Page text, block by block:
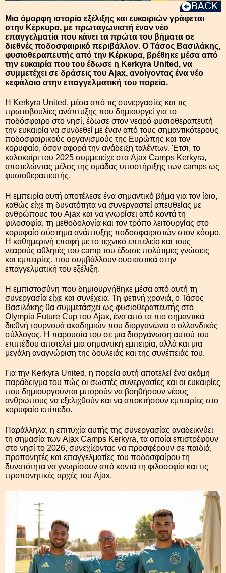
BACK
Μια όμορφη ιστορία εξέλιξης και ευκαιριών γράφεται
στην Κέρκυρα, με πρωταγωνιστή έναν νέο
επαγγελματία που κάνει τα πρώτα του βήματα σε
διεθνές ποδοσφαιρικό περιβάλλον. Ο Τάσος Βασιλάκης,
φυσιοθεραπευτής από την Κέρκυρα, βρέθηκε μέσα από
την ευκαιρία που του έδωσε η Kerkyra United, να
συμμετέχει σε δράσεις του Ajax, ανοίγοντας ένα νέο
κεφάλαιο στην επαγγελματική του πορεία.
Η Kerkyra United, μέσα από τις συνεργασίες και τις
πρωτοβουλίες ανάπτυξης που δημιουργεί για το
ποδόσφαιρο στο νησί, έδωσε στον νεαρό φυσιοθεραπευτή
την ευκαιρία να συνδεθεί με έναν από τους σημαντικότερους
ποδοσφαιρικούς οργανισμούς της Ευρώπης και τον
κορυφαίο, όσον αφορά την ανάδειξη ταλέντων. Έτσι, το
καλοκαίρι του 2025 συμμετείχε στα Ajax Camps Kerkyra,
αποτελώντας μέλος της ομάδας υποστήριξης των camps ως
φυσιοθεραπευτής.
Η εμπειρία αυτή αποτέλεσε ένα σημαντικό βήμα για τον ίδιο,
καθώς είχε τη δυνατότητα να συνεργαστεί απευθείας με
ανθρώπους του Ajax και να γνωρίσει από κοντά τη
φιλοσοφία, τη μεθοδολογία και τον τρόπο λειτουργίας στο
κορυφαίο σύστημα ανάπτυξης ποδοσφαιριστών στον κόσμο.
Η καθημερινή επαφή με το τεχνικό επιτελείο και τους
νεαρούς αθλητές του camp του έδωσε πολύτιμες γνώσεις
και εμπειρίες, που συμβάλλουν ουσιαστικά στην
επαγγελματική του εξέλιξη.
Η εμπιστοσύνη που δημιουργήθηκε μέσα από αυτή τη
συνεργασία είχε και συνέχεια. Τη φετινή χρονιά, ο Τάσος
Βασιλάκης θα συμμετάσχει ως φυσιοθεραπευτής στο
Olympia Future Cup του Ajax, ένα από τα πιο σημαντικά
διεθνή τουρνουά ακαδημιών που διοργανώνει ο ολλανδικός
σύλλογος. Η παρουσία του σε μια διοργάνωση αυτού του
επιπέδου αποτελεί μια σημαντική εμπειρία, αλλά και μια
μεγάλη αναγνώριση της δουλειάς και της συνέπειάς του.
Για την Kerkyra United, η πορεία αυτή αποτελεί ένα ακόμη
παράδειγμα του πώς οι σωστές συνεργασίες και οι ευκαιρίες
που δημιουργούνται μπορούν να βοηθήσουν νέους
ανθρώπους να εξελιχθούν και να αποκτήσουν εμπειρίες στο
κορυφαίο επίπεδο.
Παράλληλα, η επιτυχία αυτής της συνεργασίας αναδεικνύει
τη σημασία των Ajax Camps Kerkyra, τα οποία επιστρέφουν
στο νησί το 2026, συνεχίζοντας να προσφέρουν σε παιδιά,
προπονητές και επαγγελματίες του ποδοσφαίρου τη
δυνατότητα να γνωρίσουν από κοντά τη φιλοσοφία και τις
προπονητικές αρχές του Ajax.